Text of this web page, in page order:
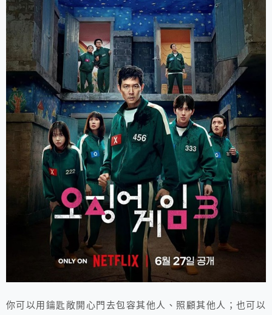
你可以用鑰匙敞開心門去包容其他人、照顧其他人；也可以